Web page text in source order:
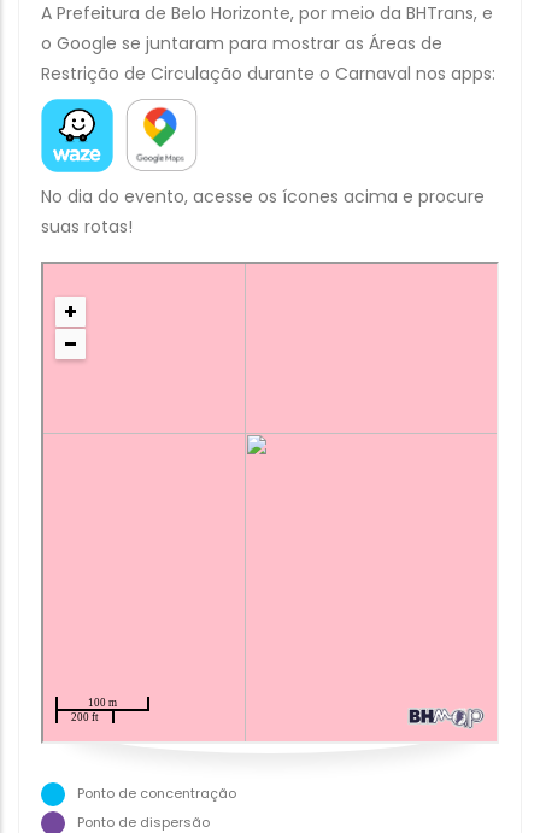
A Prefeitura de Belo Horizonte, por meio da BHTrans, e
o Google se juntaram para mostrar as Áreas de
Restrição de Circulação durante o Carnaval nos apps:
No dia do evento, acesse os ícones acima e procure
suas rotas!
Ponto de concentração
Ponto de dispersão